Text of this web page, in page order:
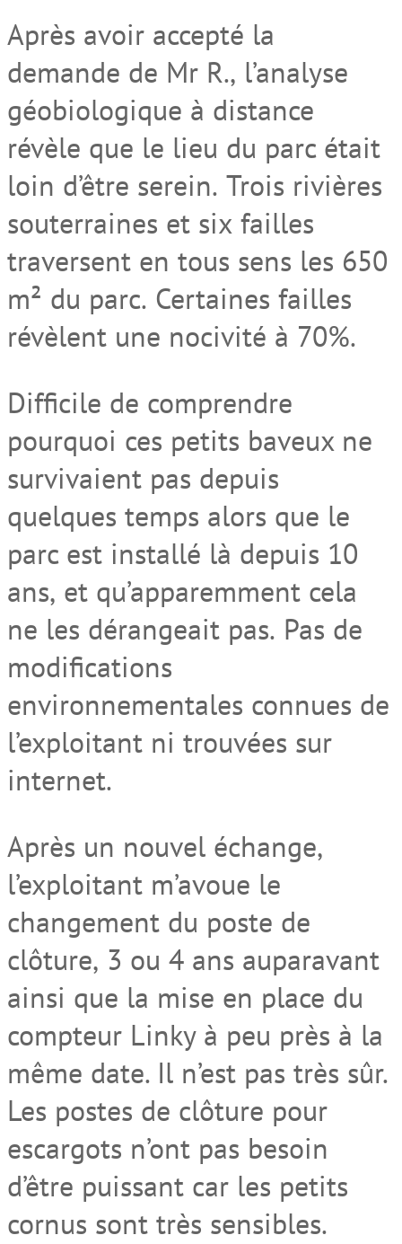
Après avoir accepté la
demande de Mr R., l’analyse
géobiologique à distance
révèle que le lieu du parc était
loin d’être serein. Trois rivières
souterraines et six failles
traversent en tous sens les 650
m² du parc. Certaines failles
révèlent une nocivité à 70%.
Difficile de comprendre
pourquoi ces petits baveux ne
survivaient pas depuis
quelques temps alors que le
parc est installé là depuis 10
ans, et qu’apparemment cela
ne les dérangeait pas. Pas de
modifications
environnementales connues de
l’exploitant ni trouvées sur
internet.
Après un nouvel échange,
l’exploitant m’avoue le
changement du poste de
clôture, 3 ou 4 ans auparavant
ainsi que la mise en place du
compteur Linky à peu près à la
même date. Il n’est pas très sûr.
Les postes de clôture pour
escargots n’ont pas besoin
d’être puissant car les petits
cornus sont très sensibles.